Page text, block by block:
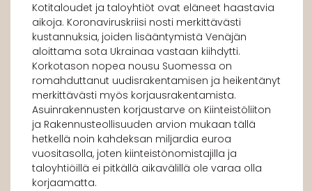
Kotitaloudet ja taloyhtiöt ovat eläneet haastavia
aikoja. Koronaviruskriisi nosti merkittävästi
kustannuksia, joiden lisääntymistä Venäjän
aloittama sota Ukrainaa vastaan kiihdytti.
Korkotason nopea nousu Suomessa on
romahduttanut uudisrakentamisen ja heikentänyt
merkittävästi myös korjausrakentamista.
Asuinrakennusten korjaustarve on Kiinteistöliiton
ja Rakennusteollisuuden arvion mukaan tällä
hetkellä noin kahdeksan miljardia euroa
vuositasolla, joten kiinteistönomistajilla ja
taloyhtiöillä ei pitkällä aikavälillä ole varaa olla
korjaamatta.